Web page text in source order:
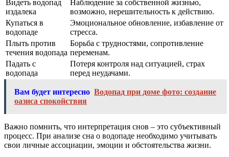
Видеть водопад
издалека
Наблюдение за собственной жизнью,
возможно, нерешительность к действию.
Купаться в
водопаде
Эмоциональное обновление, избавление от
стресса.
Плыть против
течения водопада
Борьба с трудностями, сопротивление
переменам.
Падать с
водопада
Потеря контроля над ситуацией, страх
перед неудачами.
Вам будет интересно Водопад при доме фото: создание
оазиса спокойствия
Важно помнить, что интерпретация снов – это субъективный
процесс. При анализе сна о водопаде необходимо учитывать
свои личные ассоциации, эмоции и обстоятельства жизни.